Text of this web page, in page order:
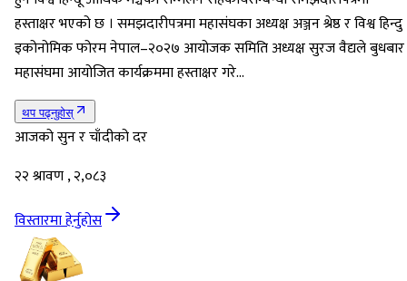
हस्ताक्षर भएको छ । समझदारीपत्रमा महासंघका अध्यक्ष अञ्जन श्रेष्ठ र विश्व हिन्दु
इकोनोमिक फोरम नेपाल–२०२७ आयोजक समिति अध्यक्ष सुरज वैद्यले बुधबार
महासंघमा आयोजित कार्यक्रममा हस्ताक्षर गरे…
थप पढ्नुहोस्
आजको सुन र चाँदीको दर
२२ श्रावण , २,०८३
विस्तारमा हेर्नुहोस